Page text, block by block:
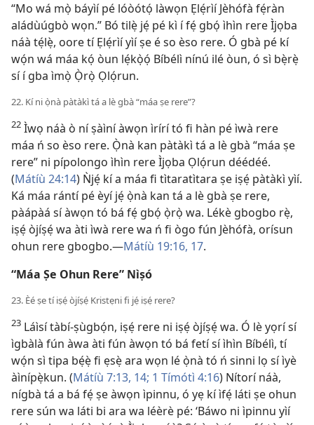
“Mo wá mọ̀ báyìí pé lóòótọ́ làwọn Ẹlẹ́rìí Jèhófà fẹ́ràn
aládùúgbò wọn.” Bó tilẹ̀ jẹ́ pé kì í fẹ́ gbọ́ ìhìn rere Ìjọba
náà tẹ́lẹ̀, oore tí Ẹlẹ́rìí yìí ṣe é so èso rere. Ó gbà pé kí
wọ́n wá máa kọ́ òun lẹ́kọ̀ọ́ Bíbélì nínú ilé òun, ó sì bẹ̀rẹ̀
sí í gba ìmọ̀ Ọ̀rọ̀ Ọlọ́run.
22. Kí ni ọ̀nà pàtàkì tá a lè gbà “máa ṣe rere”?
22 Ìwọ náà ò ní ṣàìní àwọn ìrírí tó fi hàn pé ìwà rere
máa ń so èso rere. Ọ̀nà kan pàtàkì tá a lè gbà “máa ṣe
rere” ni pípolongo ìhìn rere Ìjọba Ọlọ́run déédéé.
(Mátíù 24:14) Ǹjẹ́ kí a máa fi tìtaratìtara ṣe iṣẹ́ pàtàkì yìí.
Ká máa rántí pé èyí jẹ́ ọ̀nà kan tá a lè gbà ṣe rere,
pàápàá sí àwọn tó bá fẹ́ gbọ́ ọ̀rọ̀ wa. Lékè gbogbo rẹ̀,
iṣẹ́ òjíṣẹ́ wa àti ìwà rere wa ń fi ògo fún Jèhófà, orísun
ohun rere gbogbo.—Mátíù 19:16, 17.
“Máa Ṣe Ohun Rere” Nìṣó
23. Èé ṣe tí iṣẹ́ òjíṣẹ́ Kristẹni fi jẹ́ iṣẹ́ rere?
23 Láìsí tàbí-ṣùgbọ́n, iṣẹ́ rere ni iṣẹ́ òjíṣẹ́ wa. Ó lè yọrí sí
ìgbàlà fún àwa àti fún àwọn tó bá fetí sí ìhìn Bíbélì, tí
wọ́n sì tipa bẹ́ẹ̀ fi ẹsẹ̀ ara wọn lé ọ̀nà tó ń sinni lọ sí ìyè
àìnípẹ̀kun. (Mátíù 7:13, 14; 1 Tímótì 4:16) Nítorí náà,
nígbà tá a bá fẹ́ ṣe àwọn ìpinnu, ó yẹ kí ìfẹ́ láti ṣe ohun
rere sún wa láti bi ara wa léèrè pé: ‘Báwo ni ìpinnu yìí